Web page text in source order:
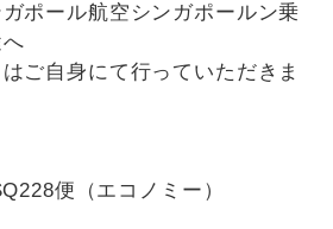
ポール航空シンガポールン乗
ご自身にて行っていただきま
便（エコノミー）